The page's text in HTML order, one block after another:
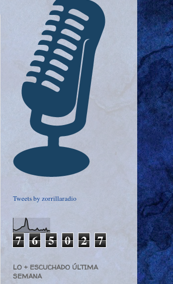
Tweets by zorrillaradio
7 6 5 0 2 7
LO + ESCUCHADO ÚLTIMA
SEMANA